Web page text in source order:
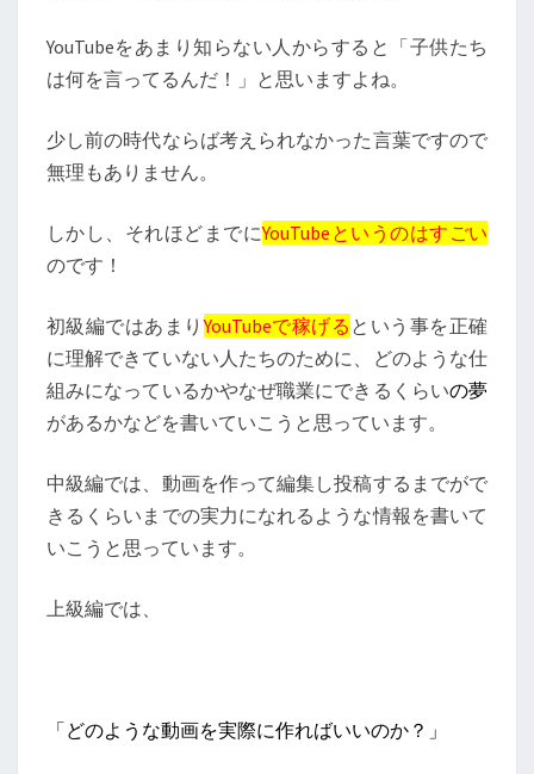
YouTubeをあまり知らない人からすると「子供たち
は何を言ってるんだ！」と思いますよね。
少し前の時代ならば考えられなかった言葉ですので
無理もありません。
しかし、それほどまでにYouTubeというのはすごい
のです！
初級編ではあまりYouTubeで稼げる という事を正確
に理解できていない人たちのために、どのような仕
組みになっているかやなぜ職業にできるくらいの夢
があるかなどを書いていこうと思っています。
中級編では、動画を作って編集し投稿するまでがで
きるくらいまでの実力になれるような情報を書いて
いこうと思っています。
上級編では、
「どのような動画を実際に作ればいいのか？」